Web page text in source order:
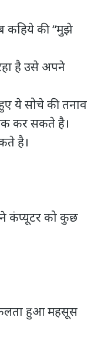
कहिये की “मुझे
है उसे अपने
ये सोचे की तनाव
कर सकते है।
है।
कंप्यूटर को कुछ
हुआ महसूस